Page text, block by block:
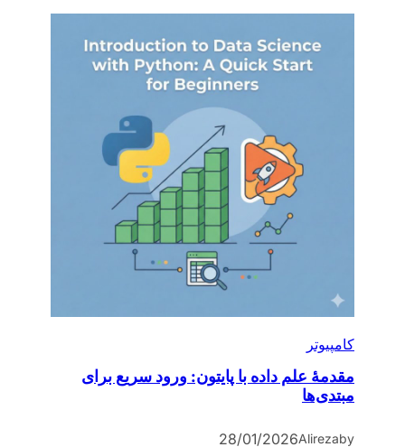
کامپیوتر
مقدمۀ علم داده با پایتون: ورود سریع برای
مبتدی‌ها
by
Alireza
28/01/2026